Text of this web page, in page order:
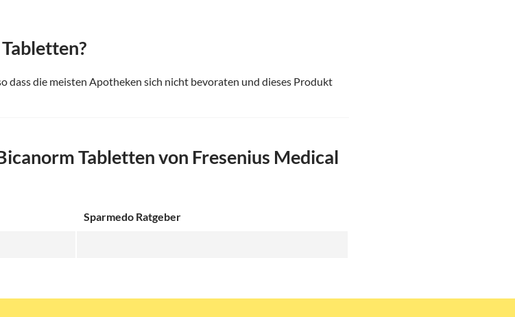
dass die meisten Apotheken sich nicht bevoraten und dieses Produkt
Tabletten von Fresenius Medical
Sparmedo Ratgeber